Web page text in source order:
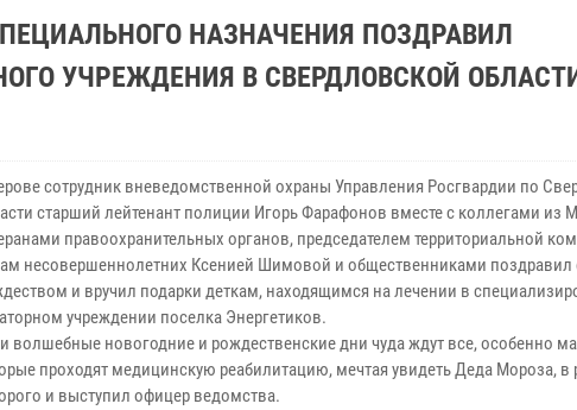
НАЗНАЧЕНИЯ ПОЗДРАВИЛ
УЧРЕЖДЕНИЯ В СВЕРДЛОВСКОЙ
сотрудник вневедомственной охраны Управления Росгвардии по
старший лейтенант полиции Игорь Фарафонов вместе с коллегами из
правоохранительных органов, председателем территориальной
несовершеннолетних Ксенией Шимовой и общественниками поздравил
и вручил подарки деткам, находящимся на лечении в
учреждении поселка Энергетиков.
волшебные новогодние и рождественские дни чуда ждут все, особенно
проходят медицинскую реабилитацию, мечтая увидеть Деда Мороза, в
и выступил офицер ведомства.